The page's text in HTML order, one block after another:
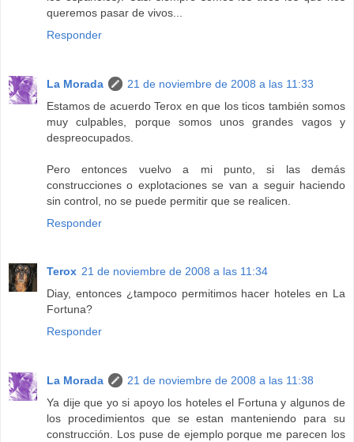
queremos pasar de vivos...
Responder
La Morada
21 de noviembre de 2008 a las 11:33
Estamos de acuerdo Terox en que los ticos también somos
muy culpables, porque somos unos grandes vagos y
despreocupados.
Pero entonces vuelvo a mi punto, si las demás
construcciones o explotaciones se van a seguir haciendo
sin control, no se puede permitir que se realicen.
Responder
Terox 21 de noviembre de 2008 a las 11:34
Diay, entonces ¿tampoco permitimos hacer hoteles en La
Fortuna?
Responder
La Morada
21 de noviembre de 2008 a las 11:38
Ya dije que yo si apoyo los hoteles el Fortuna y algunos de
los procedimientos que se estan manteniendo para su
construcción. Los puse de ejemplo porque me parecen los